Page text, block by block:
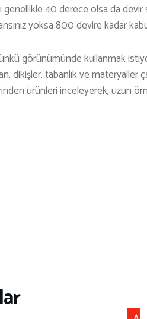
genellikle 40 derece olsa da
yoksa 800 devire kadar
görünümünde kullanmak
dikişler, tabanlık ve materyaller
ürünleri inceleyerek, uzun
A